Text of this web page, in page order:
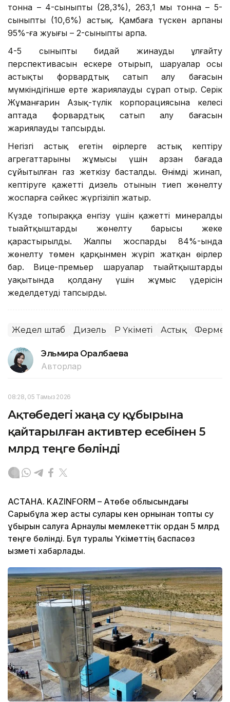
тонна – 4-сыныпты (28,3%), 263,1 мың тонна – 5-
сыныпты (10,6%) астық. Қамбаға түскен арпаның
95%-ға жуығы – 2-сыныпты арпа.
4-5 сыныпты бидай жинауды ұлғайту
перспективасын ескере отырып, шаруалар осы
астықтың форвардтық сатып алу бағасын
мүмкіндігінше ерте жариялауды сұрап отыр. Серік
Жұманғарин Азық-түлік корпорациясына келесі
аптада форвардтық сатып алу бағасын
жариялауды тапсырды.
Негізгі астық егетін өңірлерге астық кептіру
агрегаттарының жұмысы үшін арзан бағада
сұйытылған газ жеткізу басталды. Өнімді жинап,
кептіруге қажетті дизель отынын тиеп жөнелту
жоспарға сәйкес жүргізіліп жатыр.
Күзде топыраққа енгізу үшін қажетті минералды
тыңайтқыштарды жөнелту барысы жеке
қарастырылды. Жалпы жоспардың 84%-ында
жөнелту төмен қарқынмен жүріп жатқан өңірлер
бар. Вице-премьер шаруалар тыңайтқыштарды
уақытында қолдану үшін жұмыс үдерісін
жеделдетуді тапсырды.
Жедел штаб Дизель ҚР Үкіметі Астық Фермер
Эльмира Оралбаева
Авторлар
08:28, 05 Тамыз 2026
Ақтөбедегі жаңа су құбырына
қайтарылған активтер есебінен 5
млрд теңге бөлінді
АСТАНА. KAZINFORM – Ақтөбе облысындағы
Сарыбұлақ жер асты сулары кен орнынан топтық су
құбырын салуға Арнаулы мемлекеттік қордан 5 млрд
теңге бөлінді. Бұл туралы Үкіметтің баспасөз
қызметі хабарлады.